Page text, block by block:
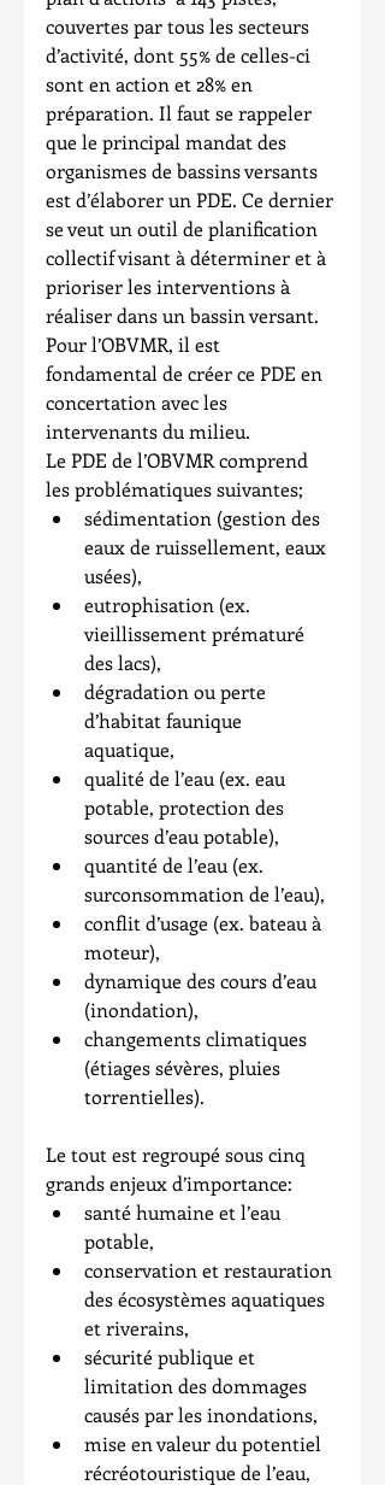
couvertes par tous les secteurs
d’activité, dont 55% de celles-ci
sont en action et 28% en
préparation. Il faut se rappeler
que le principal mandat des
organismes de bassins versants
est d’élaborer un PDE. Ce dernier
se veut un outil de planification
collectif visant à déterminer et à
prioriser les interventions à
réaliser dans un bassin versant.
Pour l’OBVMR, il est
fondamental de créer ce PDE en
concertation avec les
intervenants du milieu.
Le PDE de l’OBVMR comprend
les problématiques suivantes;
sédimentation (gestion des
eaux de ruissellement, eaux
usées),
eutrophisation (ex.
vieillissement prématuré
des lacs),
dégradation ou perte
d’habitat faunique
aquatique,
qualité de l’eau (ex. eau
potable, protection des
sources d’eau potable),
quantité de l’eau (ex.
surconsommation de l’eau),
conflit d’usage (ex. bateau à
moteur),
dynamique des cours d’eau
(inondation),
changements climatiques
(étiages sévères, pluies
torrentielles).
Le tout est regroupé sous cinq
grands enjeux d’importance:
santé humaine et l’eau
potable,
conservation et restauration
des écosystèmes aquatiques
et riverains,
sécurité publique et
limitation des dommages
causés par les inondations,
mise en valeur du potentiel
récréotouristique de l’eau,